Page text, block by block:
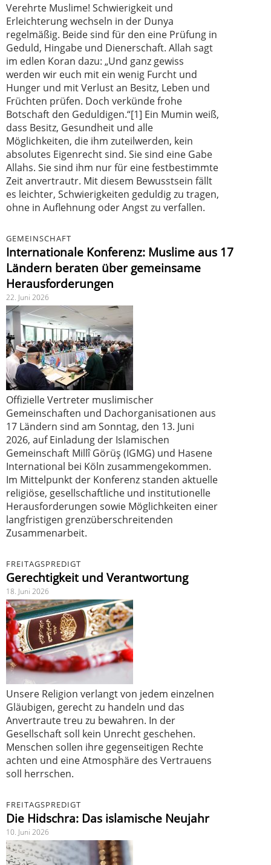
Verehrte Muslime! Schwierigkeit und
Erleichterung wechseln in der Dunya
regelmäßig. Beide sind für den eine Prüfung in
Geduld, Hingabe und Dienerschaft. Allah sagt
im edlen Koran dazu: „Und ganz gewiss
werden wir euch mit ein wenig Furcht und
Hunger und mit Verlust an Besitz, Leben und
Früchten prüfen. Doch verkünde frohe
Botschaft den Geduldigen.“[1] Ein Mumin weiß,
dass Besitz, Gesundheit und alle
Möglichkeiten, die ihm zuteilwerden, kein
absolutes Eigenrecht sind. Sie sind eine Gabe
Allahs. Sie sind ihm nur für eine festbestimmte
Zeit anvertrautr. Mit diesem Bewusstsein fällt
es leichter, Schwierigkeiten geduldig zu tragen,
ohne in Auflehnung oder Angst zu verfallen.
GEMEINSCHAFT
Internationale Konferenz: Muslime aus 17
Ländern beraten über gemeinsame
Herausforderungen
22. Juni 2026
Offizielle Vertreter muslimischer
Gemeinschaften und Dachorganisationen aus
17 Ländern sind am Sonntag, den 13. Juni
2026, auf Einladung der Islamischen
Gemeinschaft Millî Görüş (IGMG) und Hasene
International bei Köln zusammengekommen.
Im Mittelpunkt der Konferenz standen aktuelle
religiöse, gesellschaftliche und institutionelle
Herausforderungen sowie Möglichkeiten einer
langfristigen grenzüberschreitenden
Zusammenarbeit.
FREITAGSPREDIGT
Gerechtigkeit und Verantwortung
18. Juni 2026
Unsere Religion verlangt von jedem einzelnen
Gläubigen, gerecht zu handeln und das
Anvertraute treu zu bewahren. In der
Gesellschaft soll kein Unrecht geschehen.
Menschen sollen ihre gegenseitigen Rechte
achten und eine Atmosphäre des Vertrauens
soll herrschen.
FREITAGSPREDIGT
Die Hidschra: Das islamische Neujahr
10. Juni 2026